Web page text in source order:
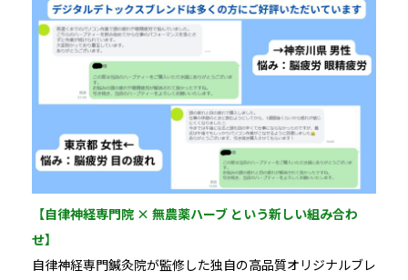
【自律神経専門院 × 無農薬ハーブ という新しい組み合わ
せ】
自律神経専門鍼灸院が監修した独自の高品質オリジナルブレ